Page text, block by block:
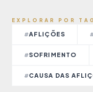
EXPLORAR POR
#AFLIÇÕES
#SOFRIMENTO
#CAUSA DAS